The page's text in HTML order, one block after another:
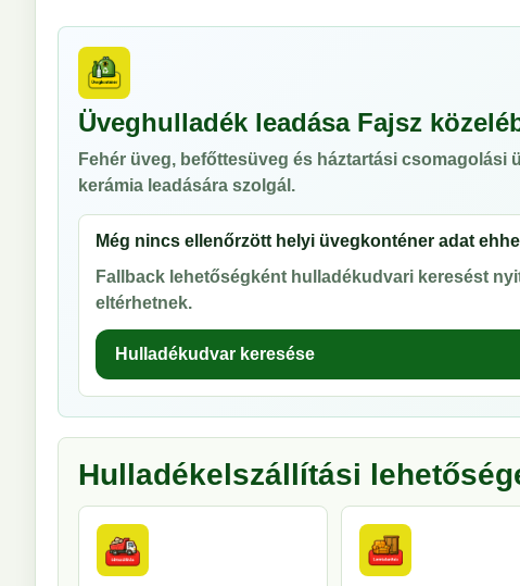
Üveghulladék leadása Fajsz
Fehér üveg, befőttesüveg és háztartási
kerámia leadására szolgál.
Még nincs ellenőrzött helyi üvegkonténer adat
Fallback lehetőségként hulladékudvari keresést
eltérhetnek.
Hulladékudvar keresése
Hulladékelszállítási